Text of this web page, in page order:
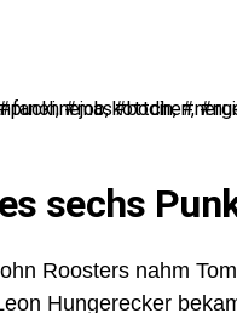
sechs
Roosters nahm
Hungerecker